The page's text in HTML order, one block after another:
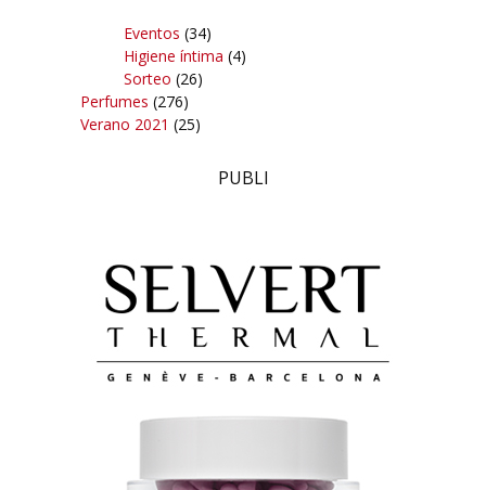
Eventos (34)
Higiene íntima (4)
Sorteo (26)
Perfumes (276)
Verano 2021 (25)
PUBLI